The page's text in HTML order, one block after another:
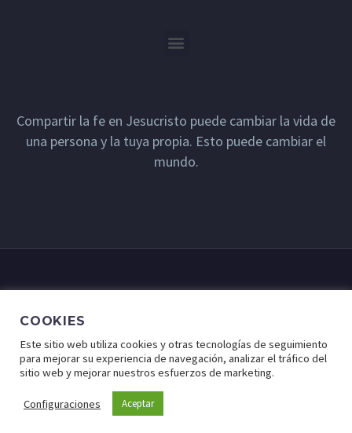
Compartir la fe en Jesucristo puede cambiar la vida de
una persona y la tuya propia. Esto puede cambiar el
mundo.
© Lugar de Fe - Derechos Reservados a Cristo Para Todas
las Naciones.
COOKIES
Este sitio web utiliza cookies y otras tecnologías de seguimiento
para mejorar su experiencia de navegación, analizar el tráfico del
sitio web y mejorar nuestros esfuerzos de marketing.
Configuraciones Aceptar